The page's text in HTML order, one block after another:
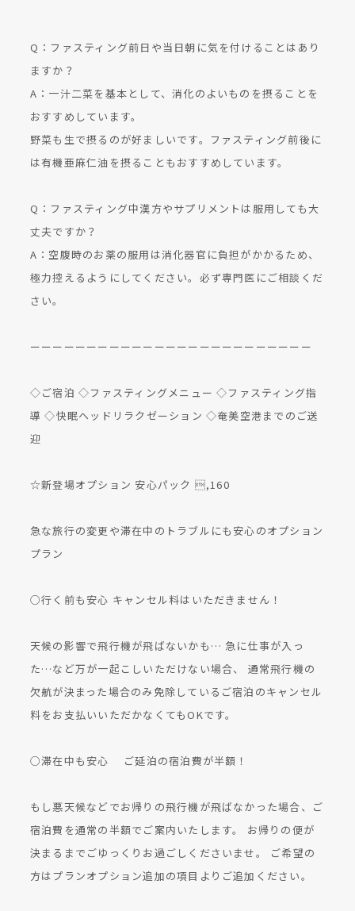
Q：ファスティング前日や当日朝に気を付けることはあり
ますか？
A：一汁二菜を基本として、消化のよいものを摂ることを
おすすめしています。
野菜も生で摂るのが好ましいです。ファスティング前後に
は有機亜麻仁油を摂ることもおすすめしています。
Q：ファスティング中漢方やサプリメントは服用しても大
丈夫ですか？
A：空腹時のお薬の服用は消化器官に負担がかかるため、
極力控えるようにしてください。必ず専門医にご相談くだ
さい。
ーーーーーーーーーーーーーーーーーーーーーーーーー
◇ご宿泊 ◇ファスティングメニュー ◇ファスティング指
導 ◇快眠ヘッドリラクゼーション ◇奄美空港までのご送
迎
☆新登場オプション 安心パック ,160
急な旅行の変更や滞在中のトラブルにも安心のオプション
プラン
○行く前も安心 キャンセル料はいただきません！
天候の影響で飛行機が飛ばないかも… 急に仕事が入っ
た…など万が一起こしいただけない場合、 通常飛行機の
欠航が決まった場合のみ免除しているご宿泊のキャンセル
料をお支払いいただかなくてもOKです。
○滞在中も安心 ご延泊の宿泊費が半額！
もし悪天候などでお帰りの飛行機が飛ばなかった場合、ご
宿泊費を通常の半額でご案内いたします。 お帰りの便が
決まるまでごゆっくりお過ごしくださいませ。 ご希望の
方はプランオプション追加の項目よりご追加ください。